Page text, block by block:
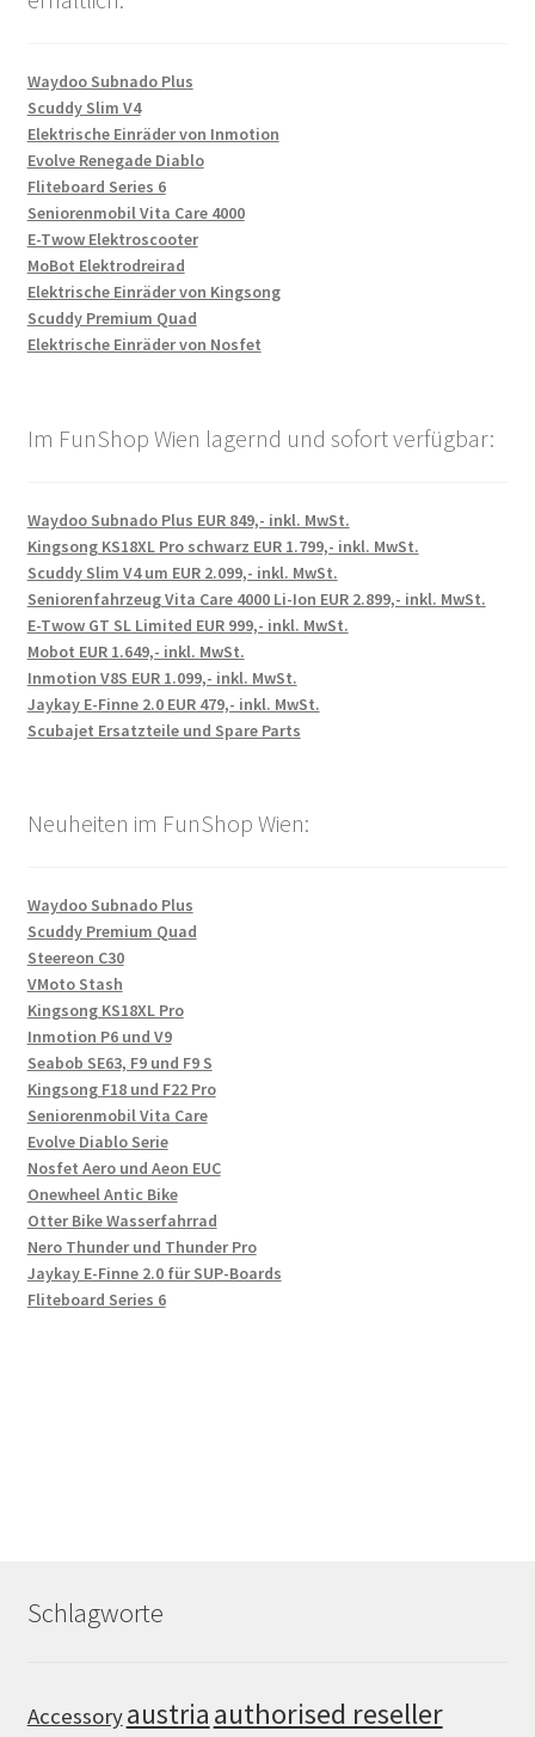
Waydoo Subnado Plus
Scuddy Slim V4
Elektrische Einräder von Inmotion
Evolve Renegade Diablo
Fliteboard Series 6
Seniorenmobil Vita Care 4000
E-Twow Elektroscooter
MoBot Elektrodreirad
Elektrische Einräder von Kingsong
Scuddy Premium Quad
Elektrische Einräder von Nosfet
Im FunShop Wien lagernd und sofort verfügbar:
Waydoo Subnado Plus EUR 849,- inkl. MwSt.
Kingsong KS18XL Pro schwarz EUR 1.799,- inkl. MwSt.
Scuddy Slim V4 um EUR 2.099,- inkl. MwSt.
Seniorenfahrzeug Vita Care 4000 Li-Ion EUR 2.899,- inkl. MwSt.
E-Twow GT SL Limited EUR 999,- inkl. MwSt.
Mobot EUR 1.649,- inkl. MwSt.
Inmotion V8S EUR 1.099,- inkl. MwSt.
Jaykay E-Finne 2.0 EUR 479,- inkl. MwSt.
Scubajet Ersatzteile und Spare Parts
Neuheiten im FunShop Wien:
Waydoo Subnado Plus
Scuddy Premium Quad
Steereon C30
VMoto Stash
Kingsong KS18XL Pro
Inmotion P6 und V9
Seabob SE63, F9 und F9 S
Kingsong F18 und F22 Pro
Seniorenmobil Vita Care
Evolve Diablo Serie
Nosfet Aero und Aeon EUC
Onewheel Antic Bike
Otter Bike Wasserfahrrad
Nero Thunder und Thunder Pro
Jaykay E-Finne 2.0 für SUP-Boards
Fliteboard Series 6
Schlagworte
Accessoryaustria authorised reseller